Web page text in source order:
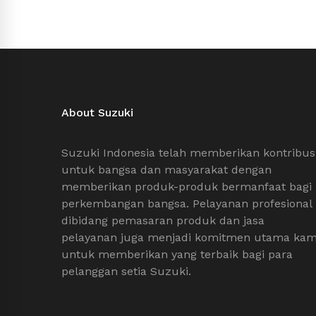
About Suzuki
Suzuki Indonesia telah memberikan
untuk bangsa dan masyarakat dengan
memberikan produk-produk bermanfaat bagi
perkembangan bangsa. Pelayanan profesional
dibidang pemasaran produk dan jasa
pelayanan juga menjadi komitmen utama
untuk memberikan yang terbaik bagi para
pelanggan setia Suzuki.